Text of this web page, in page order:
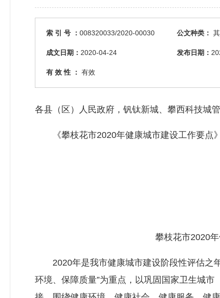
索 引 号 ： 008320033/2020-00030 公文种类：
成文日期： 2020-04-24 发布日期：
有 效 性 ： 有效
各县（区）人民政府，钒钛新城、攀西科技城
《攀枝花市2020年健康城市建设工作要点
攀枝花市2020
2020年是我市健康城市建设阶段性评估之
环境、保障质量”为重点，以巩固国家卫生城市